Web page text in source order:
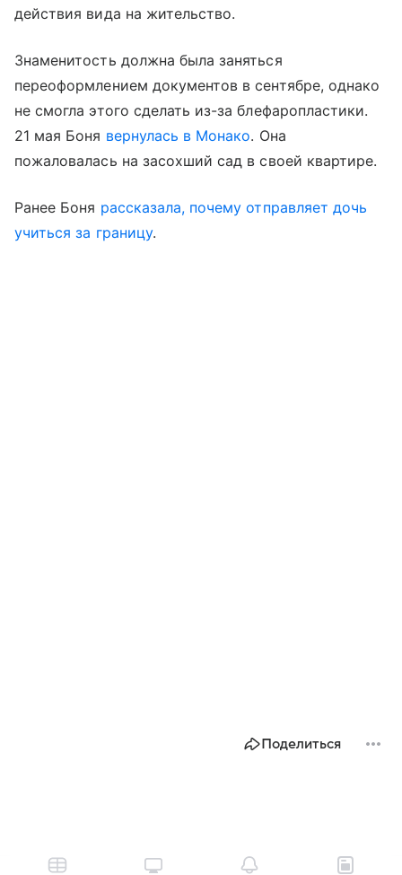
действия вида на жительство.
Знаменитость должна была заняться
переоформлением документов в сентябре, однако
не смогла этого сделать из-за блефаропластики.
21 мая Боня вернулась в Монако. Она
пожаловалась на засохший сад в своей квартире.
Ранее Боня рассказала, почему отправляет дочь
учиться за границу.
Поделиться